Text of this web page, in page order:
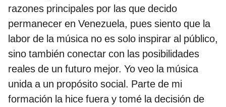
razones principales por las que decido
permanecer en Venezuela, pues siento que la
labor de la música no es solo inspirar al público,
sino también conectar con las posibilidades
reales de un futuro mejor. Yo veo la música
unida a un propósito social. Parte de mi
formación la hice fuera y tomé la decisión de